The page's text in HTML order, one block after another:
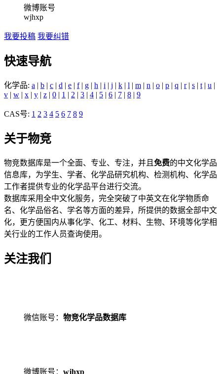
微博账号
wjhxp
我要投稿 我要纠错
快速导航
化学品: a | b | c | d | e | f| g | h | i | j | k | l | m | n | o | p | q | r| s | t | u |
v | w | x | y | z | 0 | 1 | 2 | 3 | 4 | 5 | 6 | 7 | 8 | 9
CAS号: 1 2 3 4 5 6 7 8 9
关于物竞
物竞数据库是一个全面、专业、专注，并且 免费的中文化学品
信息库，为学生、学者、化学品研究机构、检测机构、化学品
工作者提供专业的化学品平台进行交流。
数据库采用全中文化服务，完全突破了中英文在化学物质命
名、化学品俗名、学名等方面的差异，所提供的数据全部中文
化，更方便国内从事化学、化工、材料、生物、环境等化学相
关行业的工作人员查询使用。
关注我们
微信账号： 物竞化学品数据库
微博账号： wjhxp